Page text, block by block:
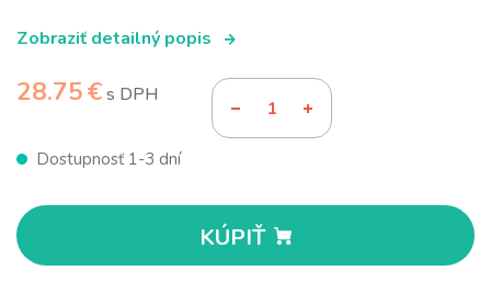
Zobraziť detailný popis
28.75 €s DPH
Dostupnosť 1-3 dní
KÚPIŤ